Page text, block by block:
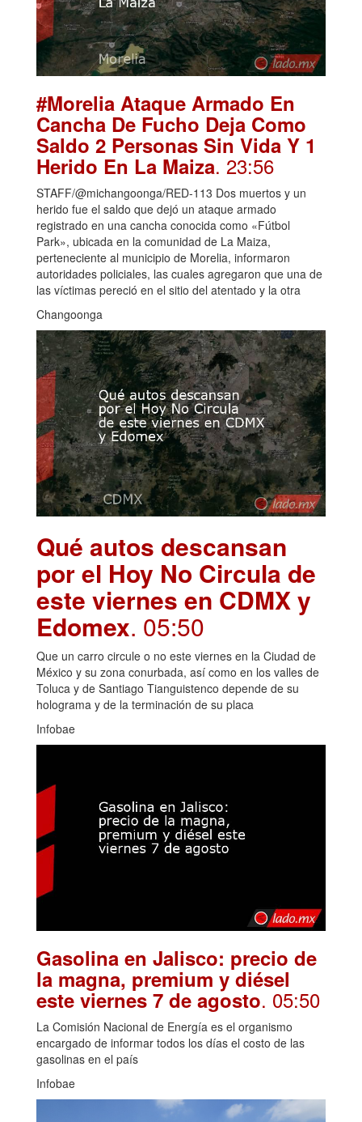
#Morelia Ataque Armado En
Cancha De Fucho Deja Como
Saldo 2 Personas Sin Vida Y 1
Herido En La Maiza. 23:56
STAFF/@michangoonga/RED-113 Dos muertos y un
herido fue el saldo que dejó un ataque armado
registrado en una cancha conocida como «Fútbol
Park», ubicada en la comunidad de La Maiza,
perteneciente al municipio de Morelia, informaron
autoridades policiales, las cuales agregaron que una de
las víctimas pereció en el sitio del atentado y la otra
Changoonga
Qué autos descansan
por el Hoy No Circula de
este viernes en CDMX y
Edomex. 05:50
Que un carro circule o no este viernes en la Ciudad de
México y su zona conurbada, así como en los valles de
Toluca y de Santiago Tianguistenco depende de su
holograma y de la terminación de su placa
Infobae
Gasolina en Jalisco: precio de
la magna, premium y diésel
este viernes 7 de agosto. 05:50
La Comisión Nacional de Energía es el organismo
encargado de informar todos los días el costo de las
gasolinas en el país
Infobae